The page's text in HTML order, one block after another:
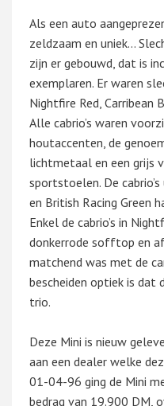
Als een auto
zeldzaam en uniek…
zijn er gebouwd, dat is
exemplaren. Er waren
Nightfire Red, Carribean
Alle cabrio’s waren
houtaccenten, de
lichtmetaal en een grijs
sportstoelen. De
en British Racing Green
Enkel de cabrio’s in
donkerrode sofftop en
matchend was met de
bescheiden optiek is dat
trio.
Deze Mini is nieuw
aan een dealer welke
01-04-96 ging de Mini
bedrag van 19.900 DM,